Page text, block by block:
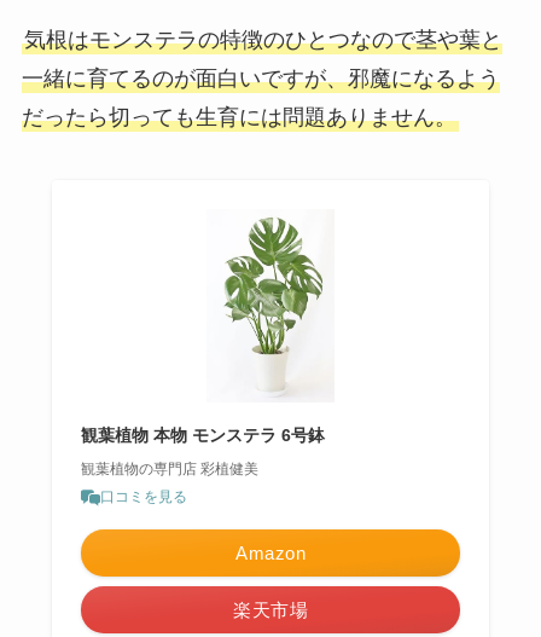
気根はモンステラの特徴のひとつなので茎や葉と
一緒に育てるのが面白いですが、邪魔になるよう
だったら切っても生育には問題ありません。
観葉植物 本物 モンステラ 6号鉢
観葉植物の専門店 彩植健美
口コミを見る
Amazon
楽天市場